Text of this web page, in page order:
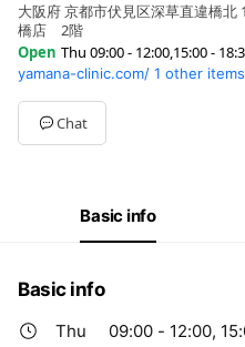
大阪府 京都市伏見区深草直違橋北
橋店 2階
Open Thu 09:00 - 12:00,15:00 -
SunClosed
Mon09:00 - 12:00,15:00 - 18:30
Tue09:00 - 12:00,15:00 - 18:30
Wed09:00 - 12:00
09:00 - 12:00
休診日：水曜午後、土曜午後、日
yamana-clinic.com/ 1 other items
Chat
Basic info
Basic info
Thu
09:00 - 12:00,